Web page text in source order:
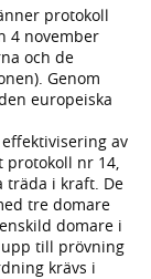
protokoll
4 november
och de
Genom
europeiska
av
nr 14,
träda i kraft. De
tre domare
domare i
till prövning
krävs i